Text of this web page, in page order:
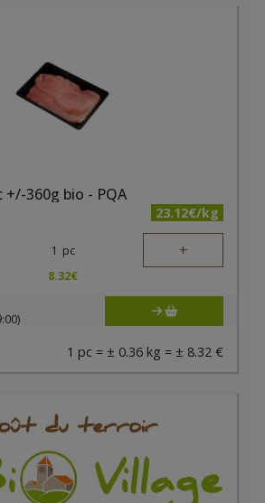
+/-360g bio - PQA
23.12€/kg
1 pc +
8.32€
1 pc = ± 0.36 kg = ± 8.32 €